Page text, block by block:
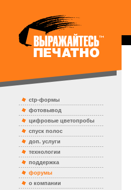
ctp-формы
фотовывод
цифровые цветопробы
спуск полос
доп. услуги
технологии
поддержка
форумы
о компании